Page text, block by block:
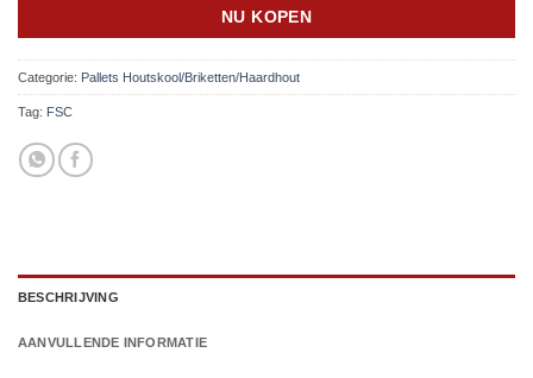
NU KOPEN
Categorie: Pallets Houtskool/Briketten/Haardhout
Tag: FSC
BESCHRIJVING
AANVULLENDE INFORMATIE